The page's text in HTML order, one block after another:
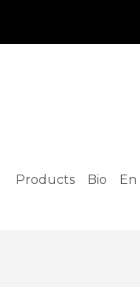
Products Bio